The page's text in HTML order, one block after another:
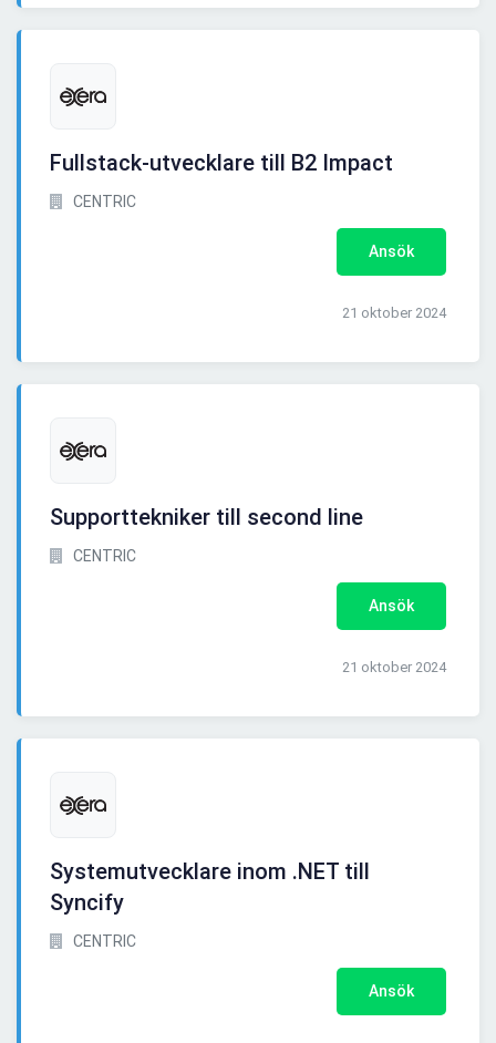
Fullstack-utvecklare till B2 Impact
CENTRIC
Ansök
21 oktober 2024
Supporttekniker till second line
CENTRIC
Ansök
21 oktober 2024
Systemutvecklare inom .NET till
Syncify
CENTRIC
Ansök